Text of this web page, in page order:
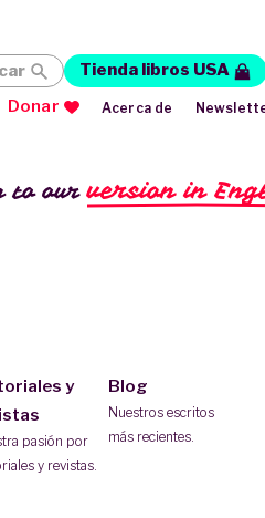
to ourversion in
y
pasión por
y revistas.
Blog
Nuestros escritos
más recientes.
Tienda libros USA
Donar
Acerca de